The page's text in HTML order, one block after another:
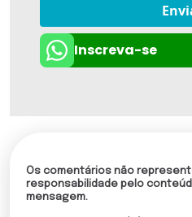
Inscreva-se
Os comentários não
responsabilidade pelo
mensagem.